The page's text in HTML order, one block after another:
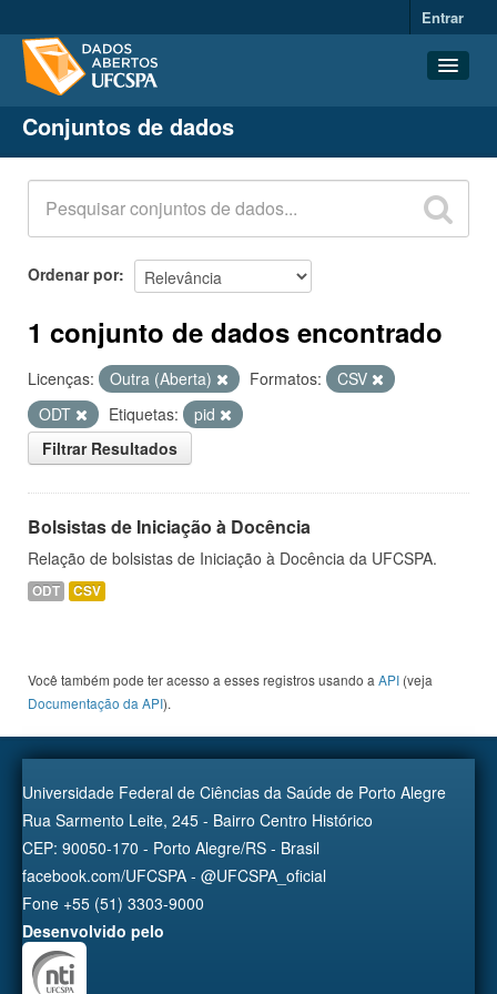
Entrar
Conjuntos de dados
Organizações
Grupos
Sobre
Conjuntos de dados
Ordenar por
1 conjunto de dados encontrado
Licenças: Outra (Aberta) Formatos:
CSV
ODT
Etiquetas:
pid
Filtrar Resultados
Bolsistas de Iniciação à Docência
Relação de bolsistas de Iniciação à Docência da UFCSPA.
ODT CSV
Você também pode ter acesso a esses registros usando a API (veja
Documentação da API).
Universidade Federal de Ciências da Saúde de Porto Alegre
Rua Sarmento Leite, 245 - Bairro Centro Histórico
CEP: 90050-170 - Porto Alegre/RS - Brasil
facebook.com/UFCSPA - @UFCSPA_oficial
Fone +55 (51) 3303-9000
Desenvolvido pelo